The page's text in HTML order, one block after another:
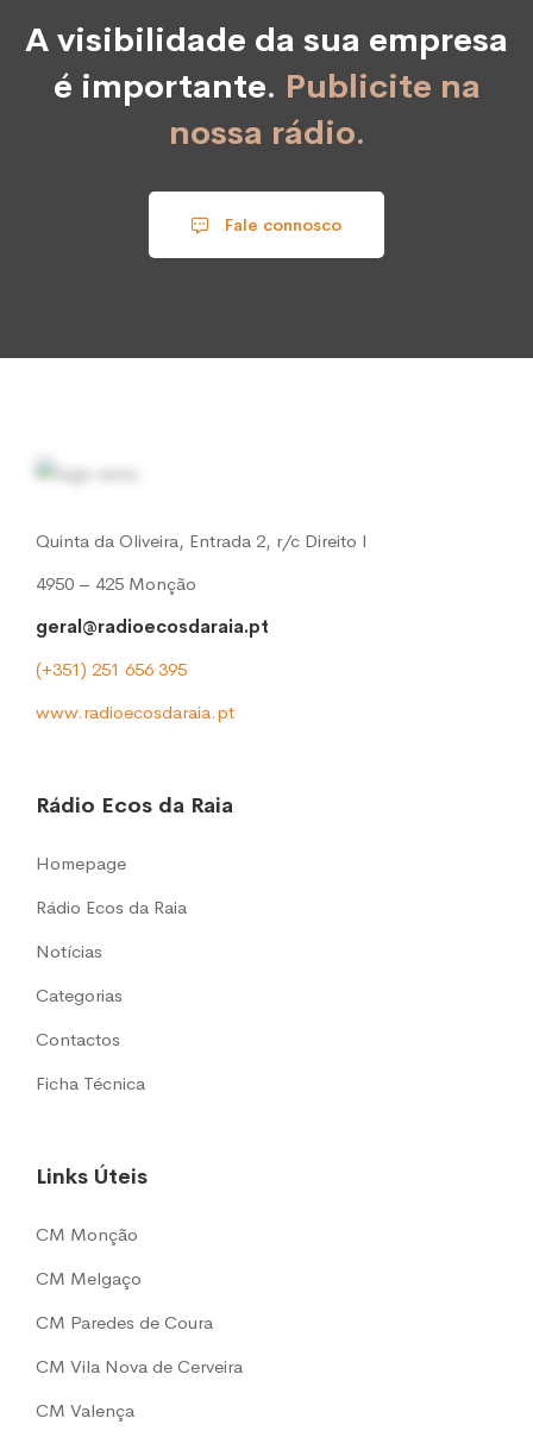
A visibilidade da sua empresa
é importante. Publicite na
nossa rádio.
Fale connosco
Quinta da Oliveira, Entrada 2, r/c Direito l
4950 – 425 Monção
geral@radioecosdaraia.pt
(+351) 251 656 395
www.radioecosdaraia.pt
Rádio Ecos da Raia
Homepage
Rádio Ecos da Raia
Notícias
Categorias
Contactos
Ficha Técnica
Links Úteis
CM Monção
CM Melgaço
CM Paredes de Coura
CM Vila Nova de Cerveira
CM Valença